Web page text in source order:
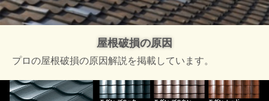
屋根破損の原因
プロの屋根破損の原因解説を掲載しています。